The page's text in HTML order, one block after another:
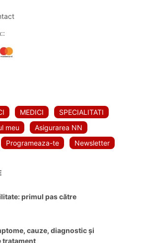
MEDICI
SPECIALITATI
meu
Asigurarea NN
Programeaza-te Newsletter
primul pas către
cauze, diagnostic și
tratament